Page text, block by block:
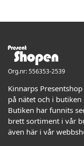
Org.nr: 556353-2539
Kinnarps
på nätet och i
Butiken har funnits
brett sortiment i vår
även här i vår